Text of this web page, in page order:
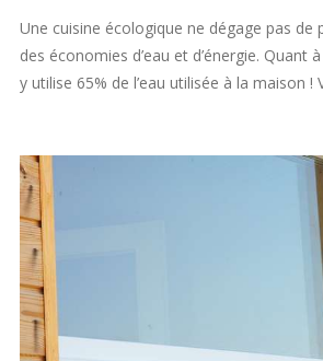
Une cuisine écologique ne dégage pas de
des économies d’eau et d’énergie. Quant
y utilise 65% de l’eau utilisée à la maison !